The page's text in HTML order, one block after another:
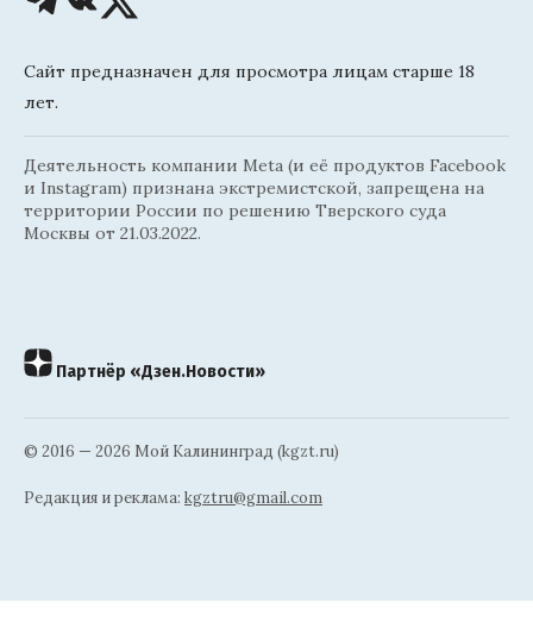
Сайт предназначен для просмотра лицам старше 18
лет.
Деятельность компании Meta (и её продуктов Facebook
и Instagram) признана экстремистской, запрещена на
территории России по решению Тверского суда
Москвы от 21.03.2022.
Партнёр «Дзен.Новости»
© 2016 — 2026 Мой Калининград (kgzt.ru)
Редакция и реклама: kgztru@gmail.com